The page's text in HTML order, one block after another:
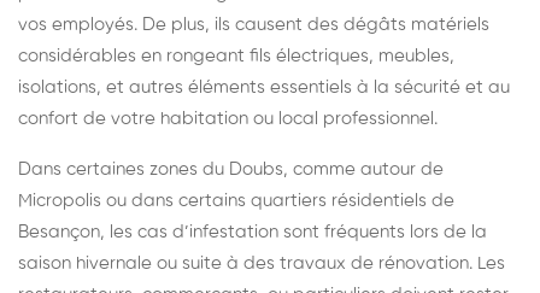
vos employés. De plus, ils causent des dégâts matériels
considérables en rongeant fils électriques, meubles,
isolations, et autres éléments essentiels à la sécurité et au
confort de votre habitation ou local professionnel.
Dans certaines zones du Doubs, comme autour de
Micropolis ou dans certains quartiers résidentiels de
Besançon, les cas d’infestation sont fréquents lors de la
saison hivernale ou suite à des travaux de rénovation. Les